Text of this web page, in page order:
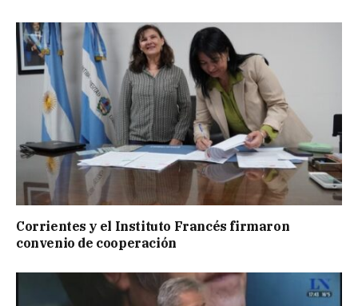
Corrientes y el Instituto Francés firmaron
convenio de cooperación